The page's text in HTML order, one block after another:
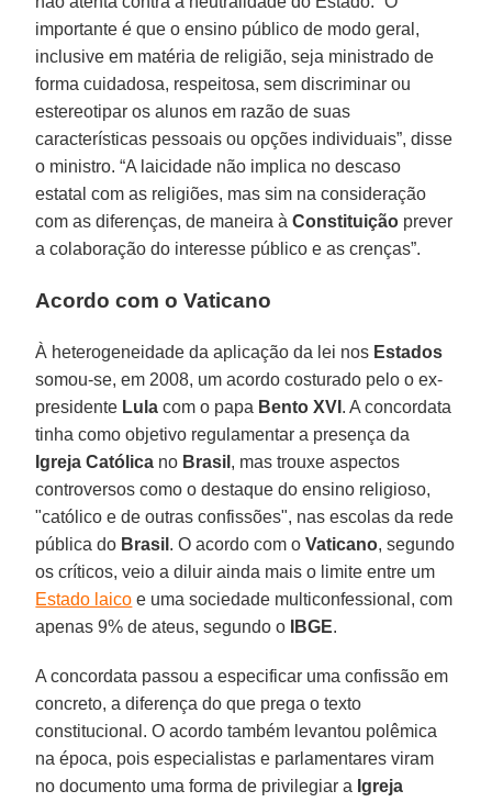
importante é que o ensino público de modo geral,
inclusive em matéria de religião, seja ministrado de
forma cuidadosa, respeitosa, sem discriminar ou
estereotipar os alunos em razão de suas
características pessoais ou opções individuais”, disse
o ministro. “A laicidade não implica no descaso
estatal com as religiões, mas sim na consideração
com as diferenças, de maneira àConstituição prever
a colaboração do interesse público e as crenças”.
Acordo com o Vaticano
À heterogeneidade da aplicação da lei nos Estados
somou-se, em 2008, um acordo costurado pelo o ex-
presidente Lula com o papa Bento XVI . A concordata
tinha como objetivo regulamentar a presença da
Igreja Católica no Brasil , mas trouxe aspectos
controversos como o destaque do ensino religioso,
"católico e de outras confissões", nas escolas da rede
pública do Brasil . O acordo com oVaticano, segundo
os críticos, veio a diluir ainda mais o limite entre um
Estado laico e uma sociedade multiconfessional, com
apenas 9% de ateus, segundo o
IBGE.
A concordata passou a especificar uma confissão em
concreto, a diferença do que prega o texto
constitucional. O acordo também levantou polêmica
na época, pois especialistas e parlamentares viram
no documento uma forma de privilegiar a Igreja